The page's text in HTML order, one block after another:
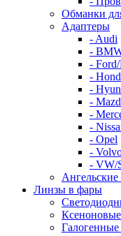
Обманки
Адаптеры
- Audi
-
-
-
-
-
-
-
- Opel
-
- VW/
Ангельские
Линзы в фары